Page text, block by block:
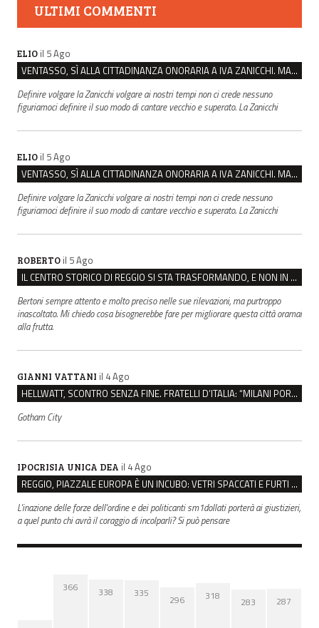
ULTIMI COMMENTI
ELIO il 5 Ago
VENTASSO, SÌ ALLA CITTADINANZA ONORARIA A IVA ZANICCHI. MA BARGIACCHI: “È DI PESSIMO GUSTO”
Definire volgare la Zanicchi volgare ai nostri tempi non ci crede nessuno
figuriamoci definire il suo modo di cantare vecchio e superato. La Zanicchi
ELIO il 5 Ago
VENTASSO, SÌ ALLA CITTADINANZA ONORARIA A IVA ZANICCHI. MA BARGIACCHI: “È DI PESSIMO GUSTO”
Definire volgare la Zanicchi volgare ai nostri tempi non ci crede nessuno
figuriamoci definire il suo modo di cantare vecchio e superato. La Zanicchi
ROBERTO il 5 Ago
IL CENTRO STORICO DI REGGIO SI STA TRASFORMANDO, E NON IN MEGLIO
Bertoni sempre attento e molto preciso nelle sue rilevazioni, ma purtroppo
inascoltato. Mi chiedo cosa bisognerebbe fare per migliorare questa città oramai
alla frutta.
GIANNI VATTANI il 4 Ago
HELLWATT, SCONTRO SENZA FINE. FRATELLI D’ITALIA: “MILANI PORTA DOCUMENTI, DE FRANCO INSULTI”
Gotham City
IPOCRISIA UNICA DEA il 4 Ago
REGGIO, PIAZZALE EUROPA È UN INCUBO: VETRI SPACCATI E FURTI SULLE AUTO IN SOSTA
L'inazione delle forze dell'ordine e dei politicanti sm1dollati porterà ai giustizieri,
a quel punto chi avrà il coraggio di incolparli? Si può pensare
366 338 335
296 318 283 287